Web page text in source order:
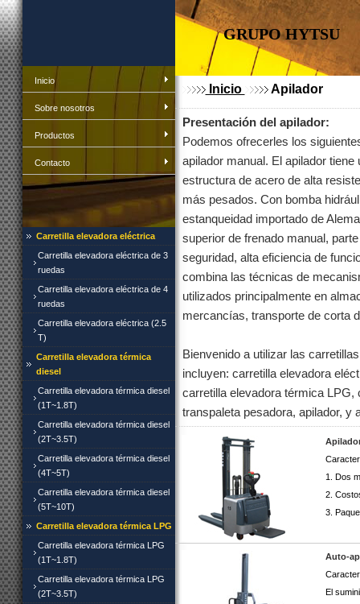
Inicio
Sobre nosotros
Productos
Contacto
Carretilla elevadora eléctrica
Carretilla elevadora eléctrica de 3
ruedas
Carretilla elevadora eléctrica de 4
ruedas
Carretilla elevadora eléctrica (2.5
T)
Carretilla elevadora térmica
diesel
Carretilla elevadora térmica diesel
(1T~1.8T)
Carretilla elevadora térmica diesel
(2T~3.5T)
Carretilla elevadora térmica diesel
(4T~5T)
Carretilla elevadora térmica diesel
(5T~10T)
Carretilla elevadora térmica LPG
Carretilla elevadora térmica LPG
(1T~1.8T)
Carretilla elevadora térmica LPG
(2T~3.5T)
GRUPO HYTSU
Inicio Apilador
Presentación del apilador:
Podemos ofrecerles los
apilador manual. El apilador
estructura de acero de alta
más pesados. Con bomba
estanqueidad importado de
superior de frenado manual,
seguridad, alta eficiencia de
combina las técnicas de
utilizados principalmente en
mercancías, transporte de corta
Bienvenido a utilizar las
incluyen: carretilla elevadora
carretilla elevadora térmica LPG,
transpaleta pesadora, apilador, y
1. Dos
2.
3.
Auto-
El